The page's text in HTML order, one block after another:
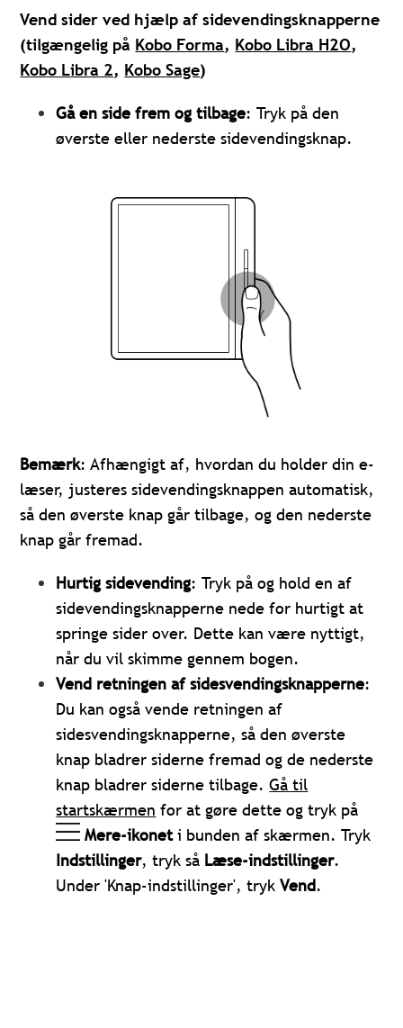
Vend sider ved hjælp af sidevendingsknapperne
(tilgængelig på Kobo Forma, Kobo Libra H2O,
Kobo Libra 2, Kobo Sage)
Gå en side frem og tilbage: Tryk på den
øverste eller nederste sidevendingsknap.
Bemærk: Afhængigt af, hvordan du holder din e-
læser, justeres sidevendingsknappen automatisk,
så den øverste knap går tilbage, og den nederste
knap går fremad.
Hurtig sidevending: Tryk på og hold en af
sidevendingsknapperne nede for hurtigt at
springe sider over. Dette kan være nyttigt,
når du vil skimme gennem bogen.
Vend retningen af sidesvendingsknapperne:
Du kan også vende retningen af
sidesvendingsknapperne, så den øverste
knap bladrer siderne fremad og de nederste
knap bladrer siderne tilbage.Gå til
startskærmen for at gøre dette og tryk på
Mere-ikoneti bunden af skærmen. Tryk
Indstillinger, tryk så Læse-indstillinger.
Under 'Knap-indstillinger', trykVend.